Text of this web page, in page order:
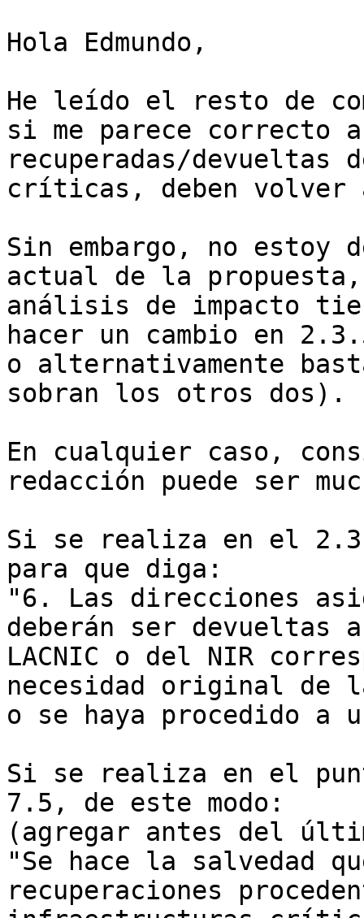
Hola Edmundo,
He leído el resto de
si me parece correcto
recuperadas/devueltas
críticas, deben volver
Sin embargo, no estoy
actual de la
análisis de impacto
hacer un cambio en
o alternativamente
sobran los otros dos).
En cualquier caso,
redacción puede ser
Si se realiza en el
para que diga:
"6. Las direcciones
deberán ser devueltas
LACNIC o del NIR
necesidad original de
o se haya procedido a
Si se realiza en el
7.5, de este modo:
(agregar antes del
"Se hace la salvedad
recuperaciones